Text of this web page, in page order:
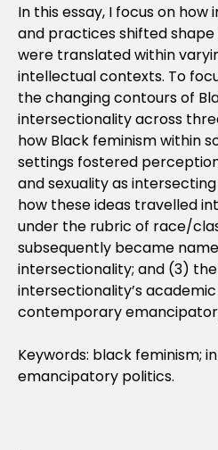
In this essay, I focus on how
and practices shifted
were translated within
intellectual contexts. To
the changing contours of
intersectionality across
how Black feminism within
settings fostered
and sexuality as
how these ideas travelled
under the rubric of race/
subsequently became
intersectionality; and (3)
intersectionality’s
contemporary
Keywords: black feminism;
emancipatory politics.